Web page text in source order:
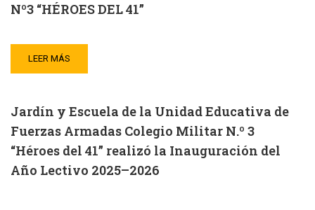
Nº3 “HÉROES DEL 41”
LEER MÁS
Jardín y Escuela de la Unidad Educativa de
Fuerzas Armadas Colegio Militar N.º 3
“Héroes del 41” realizó la Inauguración del
Año Lectivo 2025–2026